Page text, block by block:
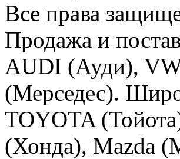
Все права
Продажа и
AUDI (Ауди), VW
(Мерседес).
TOYOTA
(Хонда), Mazda